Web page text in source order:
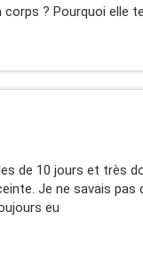
? Pourquoi elle
de 10 jours et très
Je ne savais pas
eu